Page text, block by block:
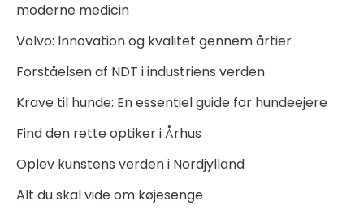
moderne medicin
Volvo: Innovation og kvalitet gennem årtier
Forståelsen af NDT i industriens verden
Krave til hunde: En essentiel guide for hundeejere
Find den rette optiker i Århus
Oplev kunstens verden i Nordjylland
Alt du skal vide om køjesenge